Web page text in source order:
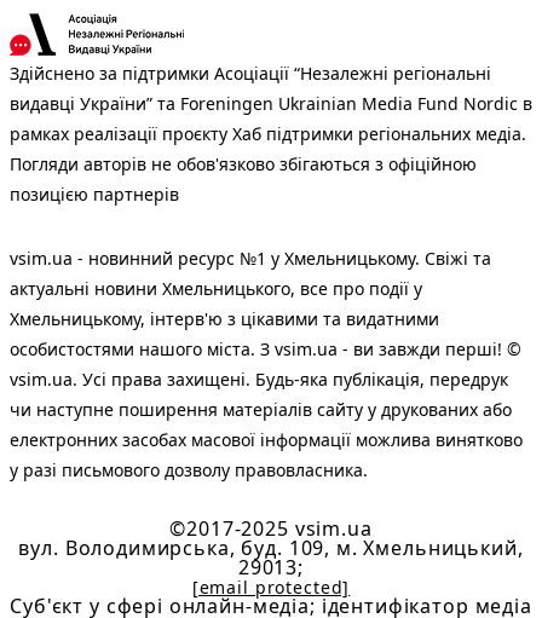
Здійснено за підтримки Асоціації “Незалежні регіональні
видавці України” та Foreningen Ukrainian Media Fund Nordic в
рамках реалізації проєкту Хаб підтримки регіональних медіа.
Погляди авторів не обов'язково збігаються з офіційною
позицією партнерів
vsim.ua - новинний ресурс №1 у Хмельницькому. Свіжі та
актуальні новини Хмельницького, все про події у
Хмельницькому, інтерв'ю з цікавими та видатними
особистостями нашого міста. З vsim.ua - ви завжди перші! ©
vsim.ua. Усі права захищені. Будь-яка публiкацiя, передрук
чи наступне поширення матеріалів сайту у друкованих або
електронних засобах масової інформації можлива винятково
у разі письмового дозволу правовласника.
©2017-2025 vsim.ua
вул. Володимирська, буд. 109, м. Хмельницький,
29013;
[email protected]
Cуб'єкт у сфері онлайн-медіа; ідентифікатор медіа